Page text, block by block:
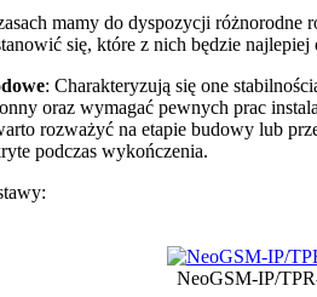
mamy do dyspozycji
się, które z nich będzie najlepiej
: Charakteryzują się one
oraz wymagać pewnych prac
rozważyć na etapie budowy lub
podczas wykończenia.
NeoGSM-IP/